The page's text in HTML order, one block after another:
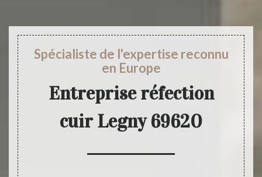
Spécialiste de l'expertise reconnu
en Europe
Entreprise réfection
cuir Legny 69620